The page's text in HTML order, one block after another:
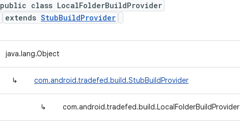
public class LocalFolderBuildProvider
extends StubBuildProvider
java.lang.Object
↳ com.android.tradefed.build.StubBuildProvider
↳ com.android.tradefed.build.LocalFolderBuildProvider